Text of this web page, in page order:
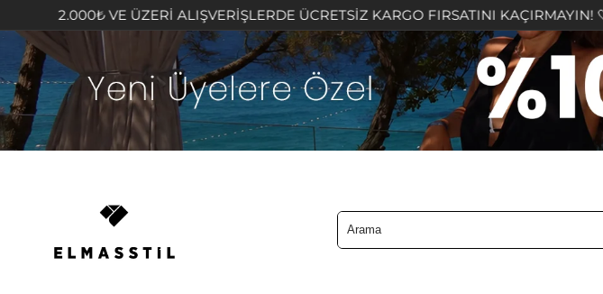
VE ÜZERİ ALIŞVERİŞLERDE ÜCRETSİZ KARGO FIRSATINI KAÇIRMAYIN! 🤍